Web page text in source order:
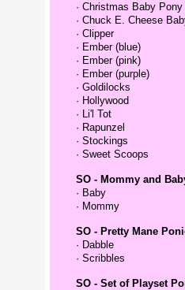
· Christmas Baby Pony
· Chuck E. Cheese
· Clipper
· Ember (blue)
· Ember (pink)
· Ember (purple)
· Goldilocks
· Hollywood
· Li'l Tot
· Rapunzel
· Stockings
· Sweet Scoops
SO - Mommy and
· Baby
· Mommy
SO - Pretty Mane
· Dabble
· Scribbles
SO - Set of Playset